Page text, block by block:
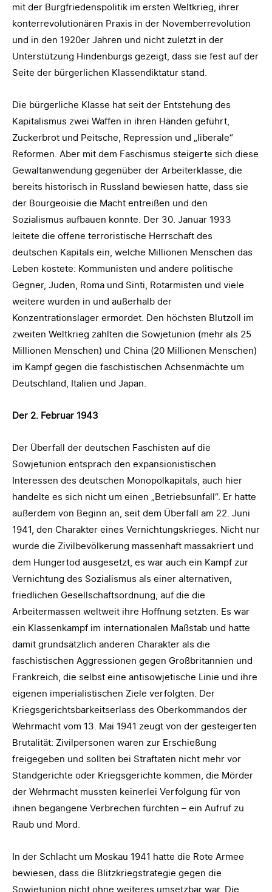
mit der Burgfriedenspolitik im ersten Weltkrieg, ihrer
konterrevolutionären Praxis in der Novemberrevolution
und in den 1920er Jahren und nicht zuletzt in der
Unterstützung Hindenburgs gezeigt, dass sie fest auf der
Seite der bürgerlichen Klassendiktatur stand.
Die bürgerliche Klasse hat seit der Entstehung des
Kapitalismus zwei Waffen in ihren Händen geführt,
Zuckerbrot und Peitsche, Repression und „liberale“
Reformen. Aber mit dem Faschismus steigerte sich diese
Gewaltanwendung gegenüber der Arbeiterklasse, die
bereits historisch in Russland bewiesen hatte, dass sie
der Bourgeoisie die Macht entreißen und den
Sozialismus aufbauen konnte. Der 30. Januar 1933
leitete die offene terroristische Herrschaft des
deutschen Kapitals ein, welche Millionen Menschen das
Leben kostete: Kommunisten und andere politische
Gegner, Juden, Roma und Sinti, Rotarmisten und viele
weitere wurden in und außerhalb der
Konzentrationslager ermordet. Den höchsten Blutzoll im
zweiten Weltkrieg zahlten die Sowjetunion (mehr als 25
Millionen Menschen) und China (20 Millionen Menschen)
im Kampf gegen die faschistischen Achsenmächte um
Deutschland, Italien und Japan.
Der 2. Februar 1943
Der Überfall der deutschen Faschisten auf die
Sowjetunion entsprach den expansionistischen
Interessen des deutschen Monopolkapitals, auch hier
handelte es sich nicht um einen „Betriebsunfall“. Er hatte
außerdem von Beginn an, seit dem Überfall am 22. Juni
1941, den Charakter eines Vernichtungskrieges. Nicht nur
wurde die Zivilbevölkerung massenhaft massakriert und
dem Hungertod ausgesetzt, es war auch ein Kampf zur
Vernichtung des Sozialismus als einer alternativen,
friedlichen Gesellschaftsordnung, auf die die
Arbeitermassen weltweit ihre Hoffnung setzten. Es war
ein Klassenkampf im internationalen Maßstab und hatte
damit grundsätzlich anderen Charakter als die
faschistischen Aggressionen gegen Großbritannien und
Frankreich, die selbst eine antisowjetische Linie und ihre
eigenen imperialistischen Ziele verfolgten. Der
Kriegsgerichtsbarkeitserlass des Oberkommandos der
Wehrmacht vom 13. Mai 1941 zeugt von der gesteigerten
Brutalität: Zivilpersonen waren zur Erschießung
freigegeben und sollten bei Straftaten nicht mehr vor
Standgerichte oder Kriegsgerichte kommen, die Mörder
der Wehrmacht mussten keinerlei Verfolgung für von
ihnen begangene Verbrechen fürchten – ein Aufruf zu
Raub und Mord.
In der Schlacht um Moskau 1941 hatte die Rote Armee
bewiesen, dass die Blitzkriegstrategie gegen die
Sowjetunion nicht ohne weiteres umsetzbar war. Die